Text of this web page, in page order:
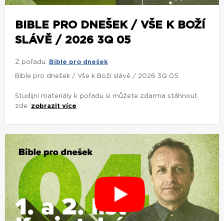
BIBLE PRO DNEŠEK / VŠE K BOŽÍ
SLÁVĚ / 2026 3Q 05
Z pořadu: Bible pro dnešek
Bible pro dnešek / Vše k Boží slávě / 2026 3Q 05
Studijní materiály k pořadu si můžete zdarma stáhnout
zde: zobrazit více